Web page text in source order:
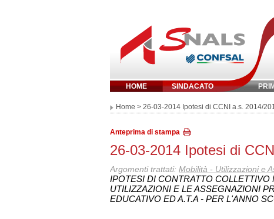
HOME SINDACATO
Inserisci parola
Home > 26-03-2014 Ipotesi di CCNI a.s. 2014/
Anteprima di stampa
26-03-2014 Ipotesi di
Argomenti trattati: Mobilità - Utilizzazioni e
IPOTESI DI CONTRATTO
UTILIZZAZIONI E LE ASSEGNAZIONI
EDUCATIVO ED A.T.A - PER L'ANNO